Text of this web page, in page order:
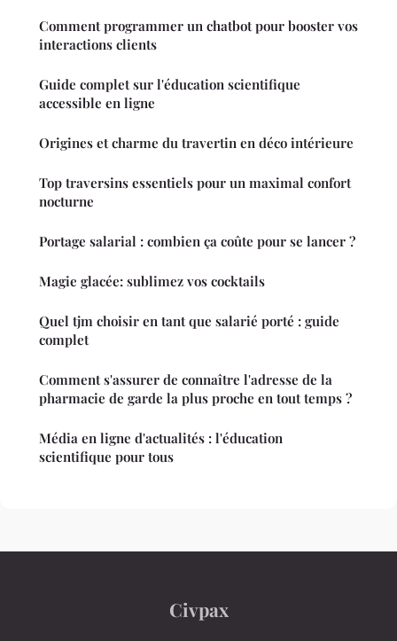
Comment programmer un chatbot pour booster vos
interactions clients
Guide complet sur l'éducation scientifique
accessible en ligne
Origines et charme du travertin en déco intérieure
Top traversins essentiels pour un maximal confort
nocturne
Portage salarial : combien ça coûte pour se lancer ?
Magie glacée: sublimez vos cocktails
Quel tjm choisir en tant que salarié porté : guide
complet
Comment s'assurer de connaître l'adresse de la
pharmacie de garde la plus proche en tout temps ?
Média en ligne d'actualités : l'éducation
scientifique pour tous
Civpax